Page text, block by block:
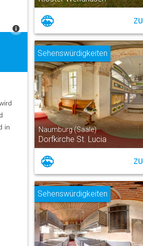
in
Naumburg (Saale)
Dorfkirche St. Lucia
Sehenswürdigkeiten
Sehenswürdigkeiten